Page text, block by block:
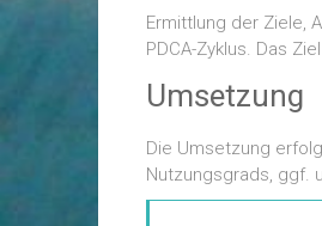
Ermittlung der Ziele,
PDCA-Zyklus. Das
Umsetzung
Die Umsetzung
Nutzungsgrads, ggf.